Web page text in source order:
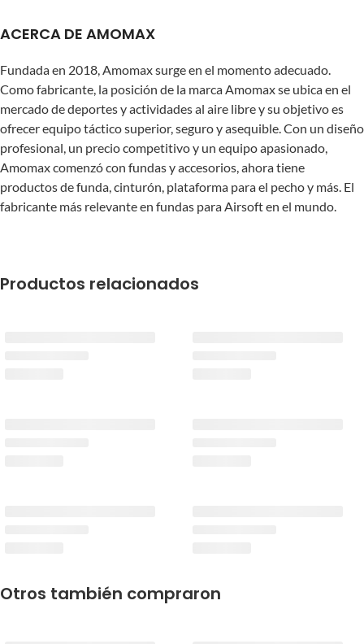
ACERCA DE AMOMAX
Fundada en 2018, Amomax surge en el momento adecuado.
Como fabricante, la posición de la marca Amomax se ubica en el
mercado de deportes y actividades al aire libre y su objetivo es
ofrecer equipo táctico superior, seguro y asequible. Con un diseño
profesional, un precio competitivo y un equipo apasionado,
Amomax comenzó con fundas y accesorios, ahora tiene
productos de funda, cinturón, plataforma para el pecho y más. El
fabricante más relevante en fundas para Airsoft en el mundo.
Productos relacionados
Otros también compraron